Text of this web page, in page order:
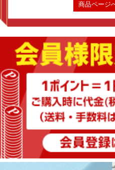
商品ページ